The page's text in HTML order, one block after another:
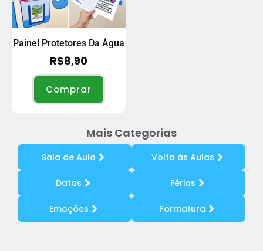
Painel Protetores Da Água
R$8,90
Comprar
Mais Categorias
Sala de Aula Volta às Aulas
Datas Férias
Emoções Formatura